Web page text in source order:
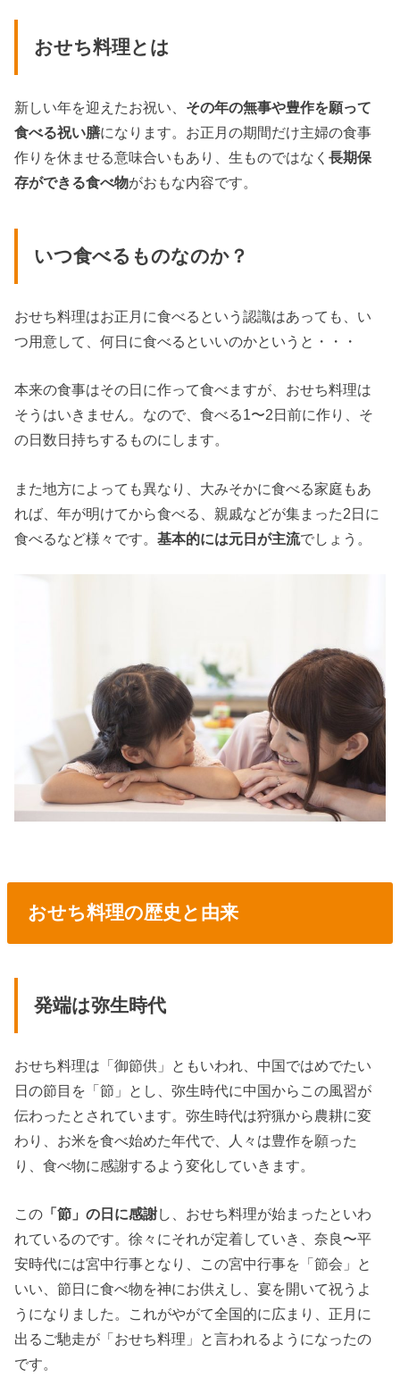
おせち料理とは
新しい年を迎えたお祝い、 その年の無事や豊作を願って
食べる祝い膳になります。お正月の期間だけ主婦の食事
作りを休ませる意味合いもあり、生ものではなく長期保
存ができる食べ物がおもな内容です。
いつ食べるものなのか？
おせち料理はお正月に食べるという認識はあっても、い
つ用意して、何日に食べるといいのかというと・・・
本来の食事はその日に作って食べますが、おせち料理は
そうはいきません。なので、食べる1〜2日前に作り、そ
の日数日持ちするものにします。
また地方によっても異なり、大みそかに食べる家庭もあ
れば、年が明けてから食べる、親戚などが集まった2日に
食べるなど様々です。基本的には元日が主流でしょう。
おせち料理の歴史と由来
発端は弥生時代
おせち料理は「御節供」ともいわれ、中国ではめでたい
日の節目を「節」とし、弥生時代に中国からこの風習が
伝わったとされています。弥生時代は狩猟から農耕に変
わり、お米を食べ始めた年代で、人々は豊作を願った
り、食べ物に感謝するよう変化していきます。
この 「節」の日に感謝し、おせち料理が始まったといわ
れているのです。徐々にそれが定着していき、奈良〜平
安時代には宮中行事となり、この宮中行事を「節会」と
いい、節日に食べ物を神にお供えし、宴を開いて祝うよ
うになりました。これがやがて全国的に広まり、正月に
出るご馳走が「おせち料理」と言われるようになったの
です。